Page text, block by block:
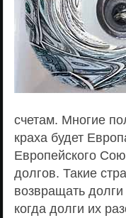
счетам. Многие
краха будет
Европейского
долгов. Такие
возвращать
когда долги их